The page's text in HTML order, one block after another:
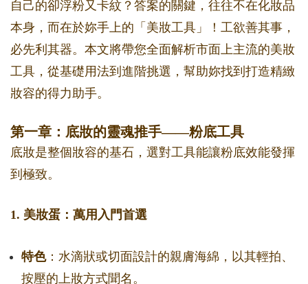
自己的卻浮粉又卡紋？答案的關鍵，往往不在化妝品
本身，而在於妳手上的「美妝工具」！工欲善其事，
必先利其器。本文將帶您全面解析市面上主流的美妝
工具，從基礎用法到進階挑選，幫助妳找到打造精緻
妝容的得力助手。
第一章：底妝的靈魂推手——粉底工具
底妝是整個妝容的基石，選對工具能讓粉底效能發揮
到極致。
1. 美妝蛋：萬用入門首選
特色：水滴狀或切面設計的親膚海綿，以其輕拍、
按壓的上妝方式聞名。